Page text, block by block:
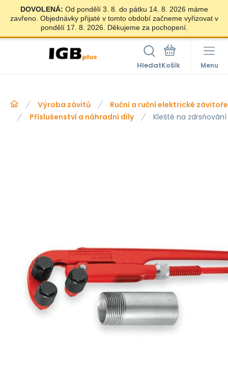
DOVOLENÁ: Od pondělí 3. 8. do pátku 14. 8. 2026 máme
zavřeno. Objednávky přijaté v tomto období začneme vyřizovat v
pondělí 17. 8. 2026. Děkujeme za pochopení.
Hledat Menu
Výroba závitů
Ruční a ruční elektrické
Příslušenství a náhradní díly
Kleště na